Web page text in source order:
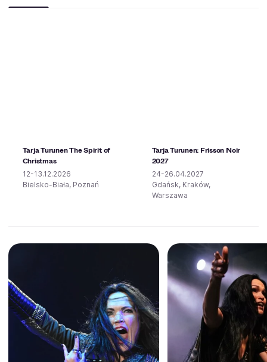
Tarja Turunen The Spirit of
Christmas
12-13.12.2026
Bielsko-Biała, Poznań
Tarja Turunen: Frisson Noir
2027
24-26.04.2027
Gdańsk, Kraków,
Warszawa